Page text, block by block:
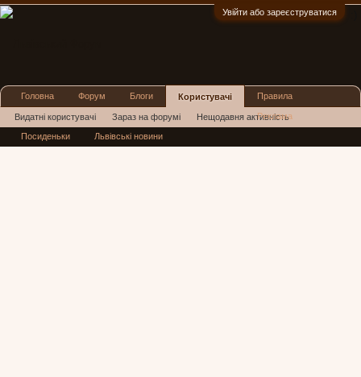
Увійти або зареєструватися
Головна Форум Блоги Користувачі
Видатні користувачі Зараз на форумі Нещодавня активність
Нові повідомлення профілю
Правила
Реклама
Посиденьки Львівські новини